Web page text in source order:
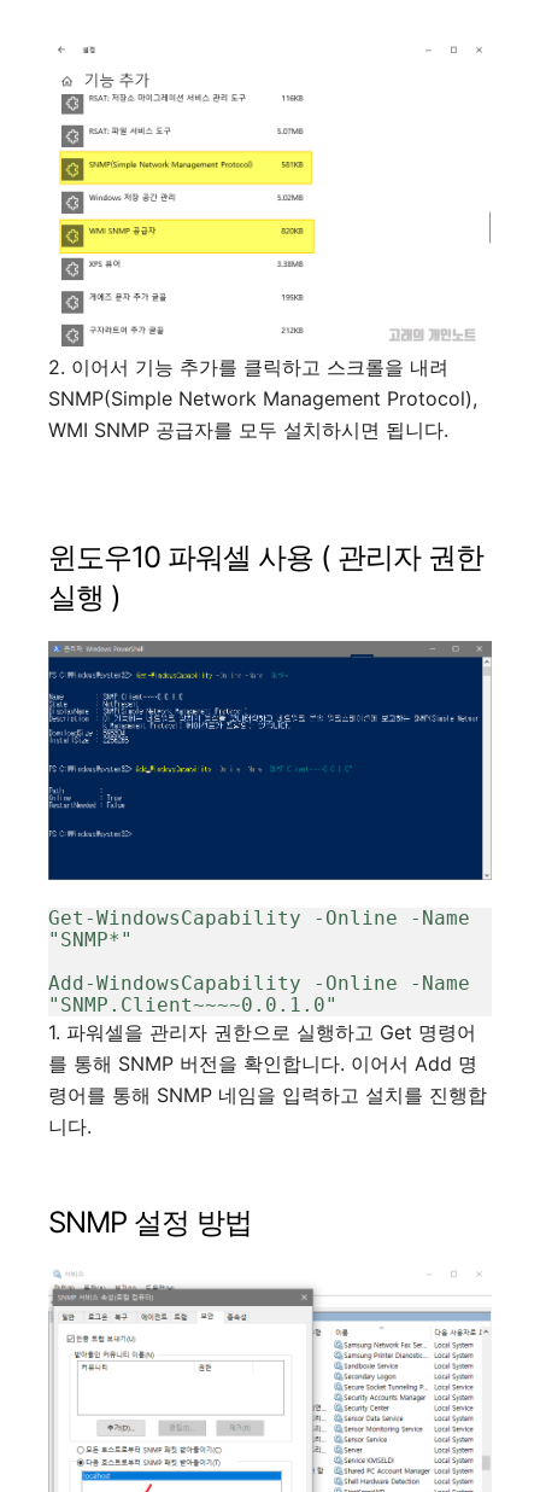
2. 이어서 기능 추가를 클릭하고 스크롤을 내려
SNMP(Simple Network Management Protocol),
WMI SNMP 공급자를 모두 설치하시면 됩니다.
윈도우10 파워셀 사용 ( 관리자 권한
실행 )
Get-WindowsCapability -Online -Name
"SNMP*"
Add-WindowsCapability -Online -Name
"SNMP.Client~~~~0.0.1.0"
1. 파워셀을 관리자 권한으로 실행하고 Get 명령어
를 통해 SNMP 버전을 확인합니다. 이어서 Add 명
령어를 통해 SNMP 네임을 입력하고 설치를 진행합
니다.
SNMP 설정 방법